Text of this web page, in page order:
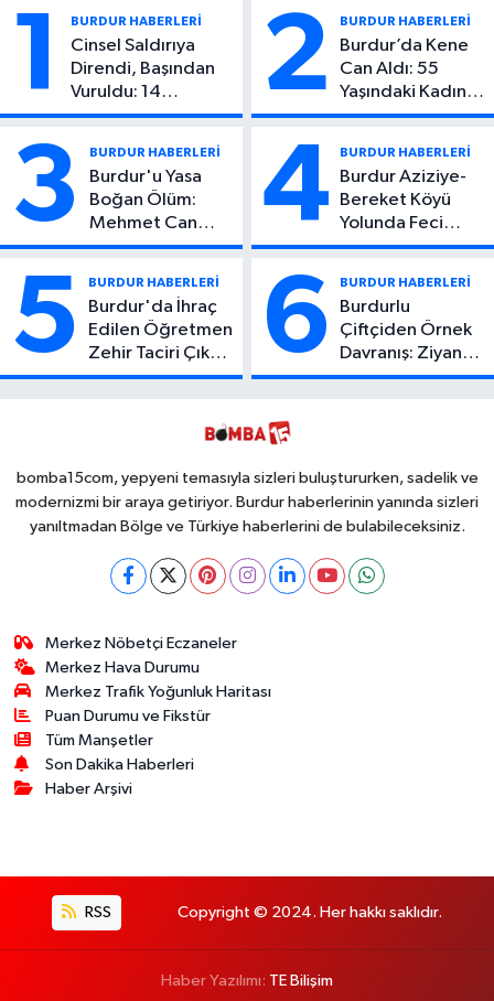
1 BURDUR HABERLERİ
Cinsel Saldırıya
Direndi, Başından
Vuruldu: 14
Yaşındaki Çocuktan
2 BURDUR HABERLERİ
Burdur’da Kene
Can Aldı: 55
Yaşındaki Kadın
Hayatını Kaybetti
3 BURDUR HABERLERİ
Burdur'u Yasa
Boğan Ölüm:
Mehmet Can
Atıcı Genç Yaşta
4 BURDUR HABERLERİ
Burdur Aziziye-
Bereket Köyü
Yolunda Feci
Kaza: 1 Ölü, 2
5 BURDUR HABERLERİ
Burdur'da İhraç
Edilen Öğretmen
Zehir Taciri Çıktı:
Binlerce
6 BURDUR HABERLERİ
Burdurlu
Çiftçiden Örnek
Davranış: Ziyan
Olmasın Diye
Toplayabilecek
bomba15com, yepyeni temasıyla sizleri buluştururken, sadelik ve
modernizmi bir araya getiriyor. Burdur haberlerinin yanında sizleri
yanıltmadan Bölge ve Türkiye haberlerini de bulabileceksiniz.
Merkez Nöbetçi Eczaneler
Merkez Hava Durumu
Merkez Trafik Yoğunluk Haritası
Puan Durumu ve Fikstür
Tüm Manşetler
Son Dakika Haberleri
Haber Arşivi
RSS Copyright © 2024. Her hakkı saklıdır.
Haber Yazılımı: TE Bilişim